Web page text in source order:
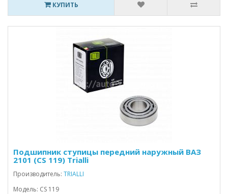
КУПИТЬ
Подшипник ступицы передний наружный ВАЗ
2101 (CS 119) Trialli
Производитель: TRIALLI
Модель: CS 119